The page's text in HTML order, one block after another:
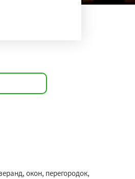
окон, перегородок,